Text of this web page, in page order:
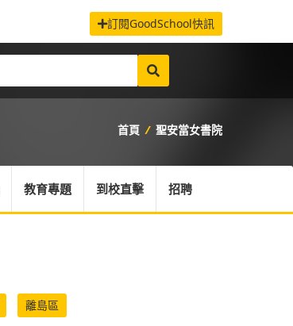
訂閱GoodSchool快訊
首頁 / 聖安當女書院
教育專題 到校直擊 招聘
離島區